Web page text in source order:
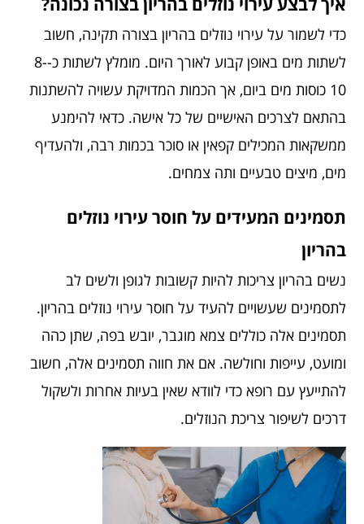
כדי לשמור על עירוי נוזלים בהריון בצורה תקינה, חשוב
לשתות מים באופן קבוע לאורך היום. מומלץ לשתות כ-8-
10 כוסות מים ביום, אך הכמות המדויקת עשויה להשתנות
בהתאם לצרכים האישיים של כל אישה. כדאי להימנע
ממשקאות המכילים קפאין או סוכר בכמות רבה, ולהעדיף
מים, מיצים טבעיים ותה צמחים.
תסמינים המעידים על חוסר עירוי נוזלים
בהריון
נשים בהריון צריכות להיות קשובות לגופן ולשים לב
לתסמינים שעשויים להעיד על חוסר עירוי נוזלים בהריון.
תסמינים אלה כוללים צמא מוגבר, יובש בפה, שתן כהה
ומועט, עייפות וחולשה. אם את חווה תסמינים אלה, חשוב
להתייעץ עם רופא כדי לוודא שאין בעיות אחרות ולשקול
דרכים לשיפור צריכת הנוזלים.